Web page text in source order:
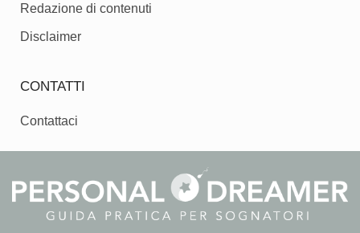
Redazione di contenuti
Disclaimer
CONTATTI
Contattaci